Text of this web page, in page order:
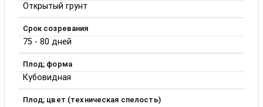
Открытый грунт
Срок созревания
75 - 80 дней
Плод; форма
Кубовидная
Плод; цвет (техническая спелость)